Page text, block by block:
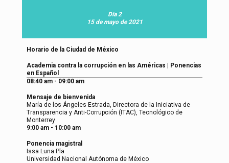
Día 2
15 de mayo de 2021
Horario de la Ciudad de México
Academia contra la corrupción en las Américas | Ponencias
en Español
08:40 am - 09:00 am
Mensaje de bienvenida
María de los Ángeles Estrada, Directora de la Iniciativa de
Transparencia y Anti-Corrupción (ITAC), Tecnológico de
Monterrey
9:00 am - 10:00 am
Ponencia magistral
Issa Luna Pla
Universidad Nacional Autónoma de México